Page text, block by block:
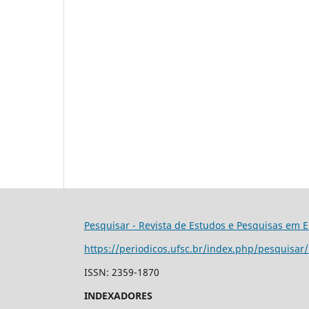
Pesquisar - Revista de Estudos e Pesquisas em
https://periodicos.ufsc.br/index.php/
ISSN: 2359-1870
INDEXADORES